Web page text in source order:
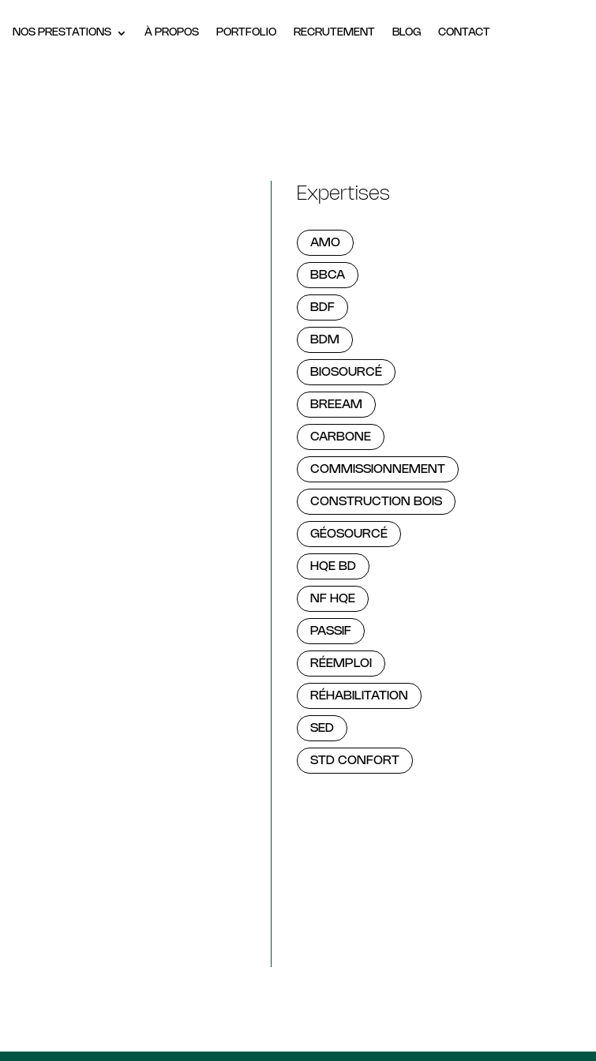
NOS PRESTATIONS À PROPOS PORTFOLIO RECRUTEMENT BLOG CONTACT
Expertises
AMO
BBCA
BDF
BDM
BIOSOURCÉ
BREEAM
CARBONE
COMMISSIONNEMENT
CONSTRUCTION BOIS
GÉOSOURCÉ
HQE BD
NF HQE
PASSIF
RÉEMPLOI
RÉHABILITATION
SED
STD CONFORT